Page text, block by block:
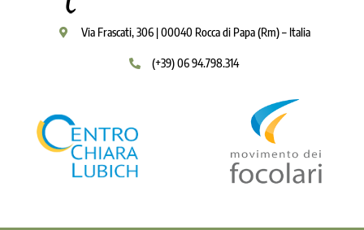
Via Frascati, 306 | 00040 Rocca di Papa (Rm) – Italia
(+39) 06 94.798.314